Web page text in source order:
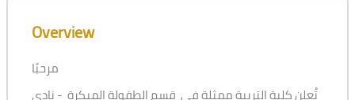
Blocks
Skip [Cocoon] Course Overview
Overview
مرحبًا
تُعلن كلية التربية ممثلة في قسم الطفولة المبكرة - نادى